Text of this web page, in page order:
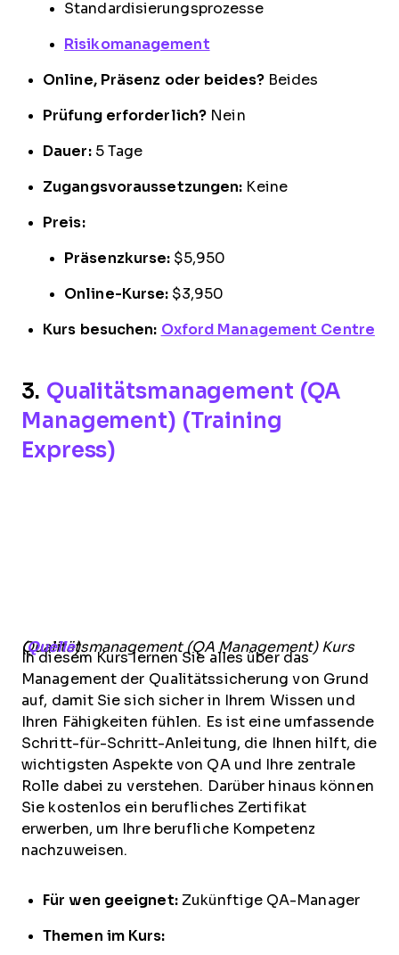
Standardisierungsprozesse
Risikomanagement
Online, Präsenz oder beides?Beides
Prüfung erforderlich? Nein
Dauer:5 Tage
Zugangsvoraussetzungen: Keine
Preis:
Präsenzkurse: $5,950
Online-Kurse: $3,950
Kurs besuchen: Oxford Management Centre
3. Qualitätsmanagement (QA
Management) (Training
Express)
Qualitätsmanagement (QA Management) Kurs (Quelle)
In diesem Kurs lernen Sie alles über das
Management der Qualitätssicherung von Grund
auf, damit Sie sich sicher in Ihrem Wissen und
Ihren Fähigkeiten fühlen. Es ist eine umfassende
Schritt-für-Schritt-Anleitung, die Ihnen hilft, die
wichtigsten Aspekte von QA und Ihre zentrale
Rolle dabei zu verstehen. Darüber hinaus können
Sie kostenlos ein berufliches Zertifikat
erwerben, um Ihre berufliche Kompetenz
nachzuweisen.
Für wen geeignet:Zukünftige QA-Manager
Themen im Kurs: